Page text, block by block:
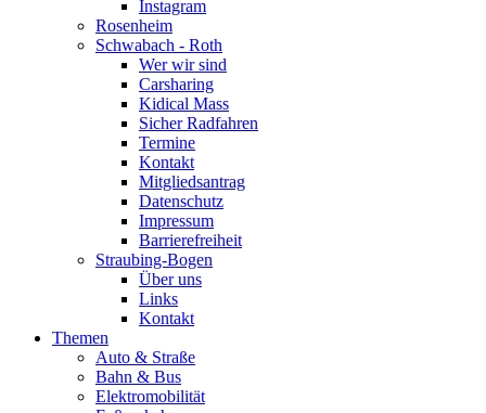
Instagram
Rosenheim
Schwabach - Roth
Wer wir sind
Carsharing
Kidical Mass
Sicher Radfahren
Termine
Kontakt
Mitgliedsantrag
Datenschutz
Impressum
Barrierefreiheit
Straubing-Bogen
Über uns
Links
Kontakt
Themen
Auto & Straße
Bahn & Bus
Elektromobilität